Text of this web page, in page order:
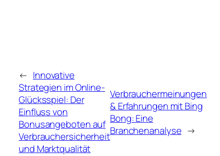
← Innovative
Strategien im Online-
Glücksspiel: Der
Einfluss von
Bonusangeboten auf
Verbrauchersicherheit
und Marktqualität
Verbrauchermeinungen
& Erfahrungen mit Bing
Bong: Eine
Branchenanalyse →